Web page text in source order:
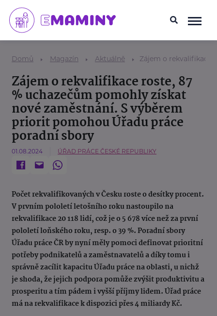
Domů Magazín Aktuálně Zájem o rekvalifikace
Zájem o rekvalifikace roste, 87
% uchazečům pomohly získat
nové zaměstnání. S výběrem
priorit pomohou Úřadu práce
poradní sbory
01.08.2024 ÚŘAD PRÁCE ČESKÉ REPUBLIKY
Počet rekvalifikovaných v Česku roste o desítky procent.
V prvním pololetí letošního roku nastoupilo na
rekvalifikace 20 118 lidí, což je o 5 678 více než za první
pololetí loňského roku, resp. o 39 %. Poradní sbory
Úřadu práce ČR by nyní měly pomoci definovat prioritní
potřeby podnikatelů a zaměstnavatelů a díky tomu i
správně zacílit kapacitu Úřadu práce na oblasti, u nichž
je shoda, že jejich podpora pomůže zvýšit produktivitu a
prosperitu a tím pádem i vyšší příjmy lidem. Úřad práce
má na rekvalifikace k dispozici přes 4 miliardy Kč.